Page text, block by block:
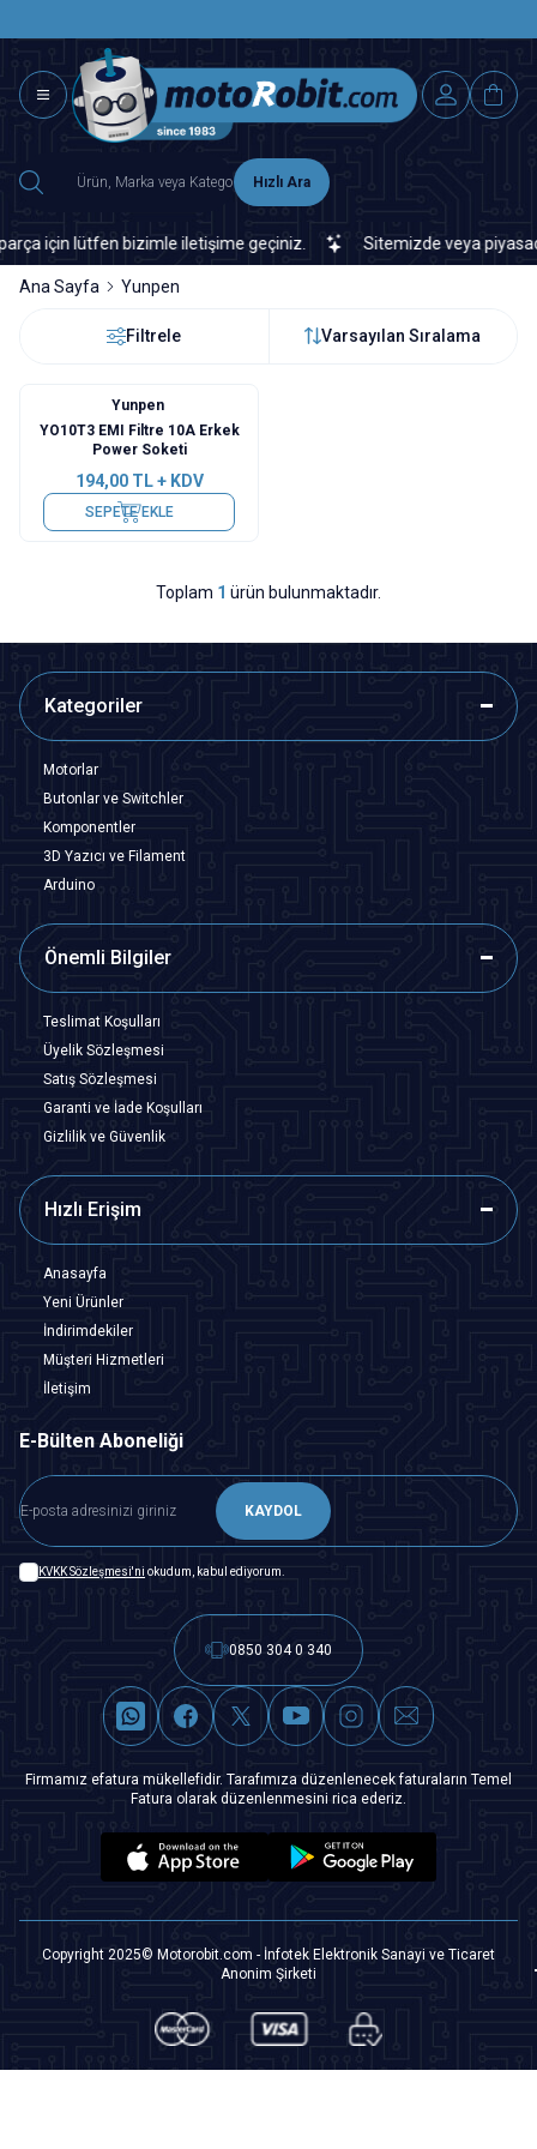
Hızlı Ara
için lütfen bizimle iletişime geçiniz. Sitemizde veya piyasada
Ana Sayfa Yunpen
Filtrele Varsayılan Sıralama
Yunpen
YO10T3 EMI Filtre 10A Erkek
Power Soketi
194,00TL + KDV
SEPETE EKLE
Toplam 1 ürün bulunmaktadır.
Kategoriler
Motorlar
Butonlar ve Switchler
Komponentler
3D Yazıcı ve Filament
Arduino
Önemli Bilgiler
Teslimat Koşulları
Üyelik Sözleşmesi
Satış Sözleşmesi
Garanti ve İade Koşulları
Gizlilik ve Güvenlik
Hızlı Erişim
Anasayfa
Yeni Ürünler
İndirimdekiler
Müşteri Hizmetleri
İletişim
E-Bülten Aboneliği
KAYDOL
KVKK Sözleşmesi'ni okudum, kabul ediyorum.
0850 304 0 340
Firmamız efatura mükellefidir. Tarafımıza düzenlenecek faturaların Temel
Fatura olarak düzenlenmesini rica ederiz.
Copyright 2025© Motorobit.com - İnfotek Elektronik Sanayi ve Ticaret
Anonim Şirketi